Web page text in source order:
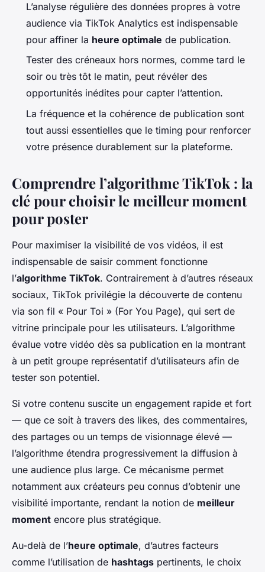
L’analyse régulière des données propres à votre
audience via TikTok Analytics est indispensable
pour affiner la heure optimale de publication.
Tester des créneaux hors normes, comme tard le
soir ou très tôt le matin, peut révéler des
opportunités inédites pour capter l’attention.
La fréquence et la cohérence de publication sont
tout aussi essentielles que le timing pour renforcer
votre présence durablement sur la plateforme.
Comprendre l’algorithme TikTok : la
clé pour choisir le meilleur moment
pour poster
Pour maximiser la visibilité de vos vidéos, il est
indispensable de saisir comment fonctionne
l’algorithme TikTok. Contrairement à d’autres réseaux
sociaux, TikTok privilégie la découverte de contenu
via son fil « Pour Toi » (For You Page), qui sert de
vitrine principale pour les utilisateurs. L’algorithme
évalue votre vidéo dès sa publication en la montrant
à un petit groupe représentatif d’utilisateurs afin de
tester son potentiel.
Si votre contenu suscite un engagement rapide et fort
— que ce soit à travers des likes, des commentaires,
des partages ou un temps de visionnage élevé —
l’algorithme étendra progressivement la diffusion à
une audience plus large. Ce mécanisme permet
notamment aux créateurs peu connus d’obtenir une
visibilité importante, rendant la notion de meilleur
moment encore plus stratégique.
Au-delà de l’heure optimale, d’autres facteurs
comme l’utilisation de hashtags pertinents, le choix